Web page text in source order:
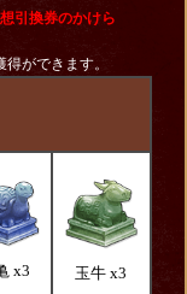
想引換券のかけら
ができます。
x3 玉牛 x3